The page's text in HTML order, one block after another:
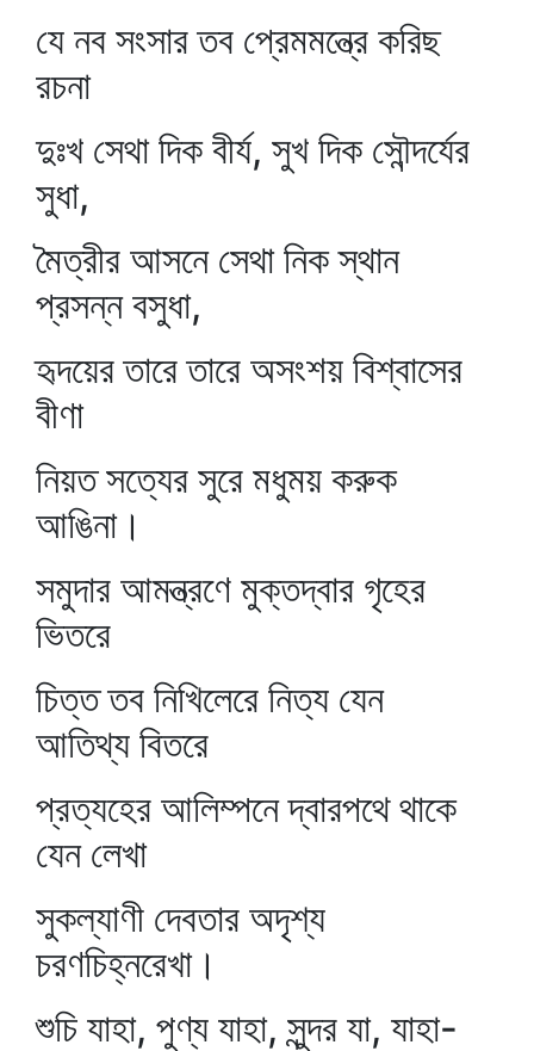
যে নব সংসার তব প্রেমমন্ত্রে করিছ
রচনা
দুঃখ সেথা দিক বীর্য, সুখ দিক সৌন্দর্যের
সুধা,
মৈত্রীর আসনে সেথা নিক স্থান
প্রসন্ন বসুধা,
হৃদয়ের তারে তারে অসংশয় বিশ্বাসের
বীণা
নিয়ত সত্যের সুরে মধুময় করুক
আঙিনা।
সমুদার আমন্ত্রণে মুক্তদ্বার গৃহের
ভিতরে
চিত্ত তব নিখিলেরে নিত্য যেন
আতিথ্য বিতরে
প্রত্যহের আলিম্পনে দ্বারপথে থাকে
যেন লেখা
সুকল্যাণী দেবতার অদৃশ্য
চরণচিহ্নরেখা।
শুচি যাহা, পুণ্য যাহা, সুন্দর যা, যাহা-